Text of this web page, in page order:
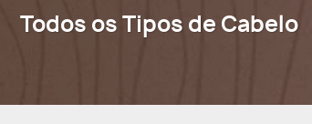
Todos os Tipos de Cabelo